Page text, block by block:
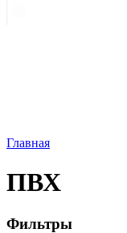
Главная
ПВХ
Фильтры